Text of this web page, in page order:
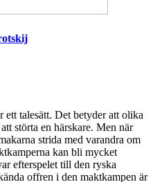
ett talesätt. Det betyder att olika
störta en härskare. Men när
strida med varandra om
kan bli mycket
efterspelet till den ryska
offren i den maktkampen är